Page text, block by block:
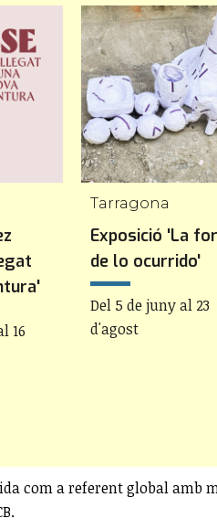
16
Tarragona
Exposició 'La
de lo ocurrido'
Del 5 de juny al 23
d'agost
com a referent global amb